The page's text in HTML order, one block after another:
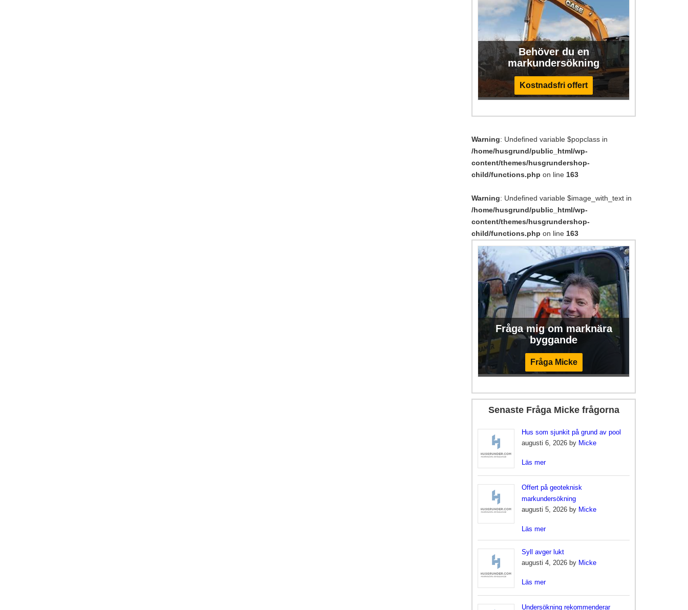
Behöver du en
markundersökning
Kostnadsfri offert
Warning: Undefined variable $popclass in
/home/husgrund/public_html/wp-
content/themes/husgrundershop-
child/functions.php on line 163
Warning: Undefined variable $image_with_text in
/home/husgrund/public_html/wp-
content/themes/husgrundershop-
child/functions.php on line 163
Fråga mig om marknära
byggande
Fråga Micke
Senaste Fråga Micke frågorna
Hus som sjunkit på grund av pool
augusti 6, 2026 by Micke
Läs mer
Offert på geoteknisk
markundersökning
augusti 5, 2026 by Micke
Läs mer
Syll avger lukt
augusti 4, 2026 by Micke
Läs mer
Undersökning rekommenderar